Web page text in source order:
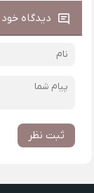
دیدگاه خود
ثبت نظر